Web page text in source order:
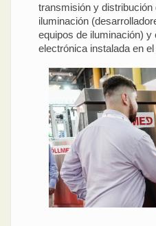
transmisión y distribución
iluminación
equipos de iluminación) y
electrónica instalada en